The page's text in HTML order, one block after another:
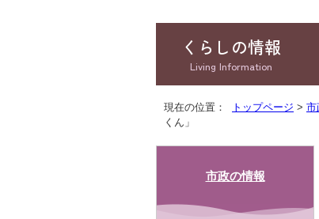
くらしの情報
Living Information
現在の位置： トップページ > 市
くん」
市政の情報